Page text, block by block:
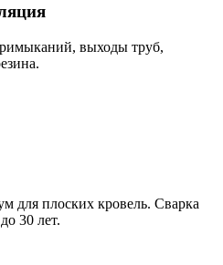
выходы труб,
для плоских кровель. Сварка
30 лет.